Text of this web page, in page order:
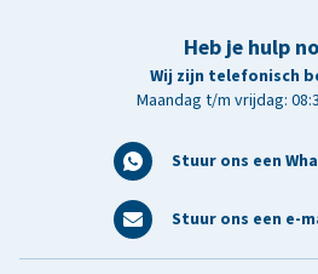
Heb je hulp
Wij zijn telefonisch
Maandag t/m vrijdag:
Stuur ons een
Stuur ons een e-